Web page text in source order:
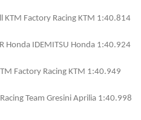
KTM Factory Racing KTM 1:40.814
Honda IDEMITSU Honda 1:40.924
Factory Racing KTM 1:40.949
Team Gresini Aprilia 1:40.998